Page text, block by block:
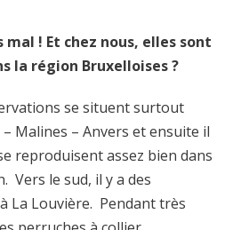
mal ! Et chez nous, elles sont
la région Bruxelloises ?
se situent surtout
– Malines – Anvers et ensuite il
reproduisent assez bien dans
Vers le sud, il y a des
La Louvière. Pendant très